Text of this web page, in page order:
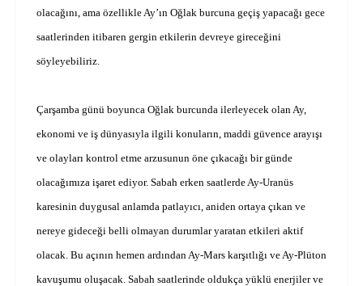
olacağını, ama özellikle Ay’ın Oğlak burcuna geçiş yapacağı gece
saatlerinden itibaren gergin etkilerin devreye gireceğini
söyleyebiliriz.
Çarşamba günü boyunca Oğlak burcunda ilerleyecek olan Ay,
ekonomi ve iş dünyasıyla ilgili konuların, maddi güvence arayışı
ve olayları kontrol etme arzusunun öne çıkacağı bir günde
olacağımıza işaret ediyor. Sabah erken saatlerde Ay-Uranüs
karesinin duygusal anlamda patlayıcı, aniden ortaya çıkan ve
nereye gideceği belli olmayan durumlar yaratan etkileri aktif
olacak. Bu açının hemen ardından Ay-Mars karşıtlığı ve Ay-Plüton
kavuşumu oluşacak. Sabah saatlerinde oldukça yüklü enerjiler ve